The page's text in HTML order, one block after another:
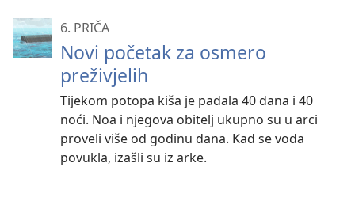
6. PRIČA
Novi početak za osmero
preživjelih
Tijekom potopa kiša je padala 40 dana i 40
noći. Noa i njegova obitelj ukupno su u arci
proveli više od godinu dana. Kad se voda
povukla, izašli su iz arke.